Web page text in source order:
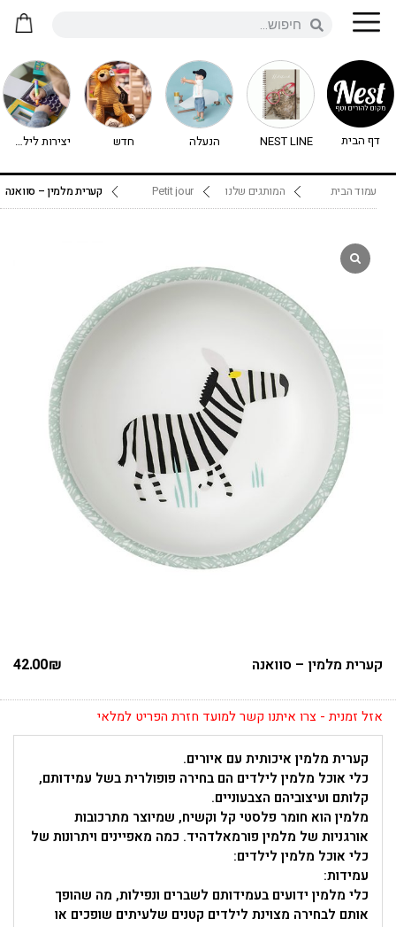
דף הבית NEST LINE הנעלה חדש יצירות לילדים - יצירה לילדים
עמוד הבית המותגים שלנו Petit jour קערית מלמין – סוואנה
קערית מלמין – סוואנה 42.00₪
אזל זמנית - צרו איתנו קשר למועד חזרת הפריט למלאי
קערית מלמין איכותית עם איורים.
כלי אוכל מלמין לילדים הם בחירה פופולרית בשל עמידותם,
קלותם ועיצוביהם הצבעוניים.
מלמין הוא חומר פלסטי קל וקשיח, שמיוצר מתרכובות
אורגניות של מלמין פורמאלדהיד. כמה מאפיינים ויתרונות של
כלי אוכל מלמין לילדים:
עמידות:
כלי מלמין ידועים בעמידותם לשברים ונפילות, מה שהופך
אותם לבחירה מצוינת לילדים קטנים שלעיתים שופכים או